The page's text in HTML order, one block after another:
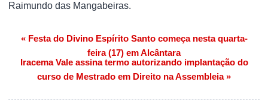
Raimundo das Mangabeiras.
Navegação de Post
« Festa do Divino Espírito Santo começa nesta quarta-
feira (17) em Alcântara
Iracema Vale assina termo autorizando implantação do
curso de Mestrado em Direito na Assembleia »